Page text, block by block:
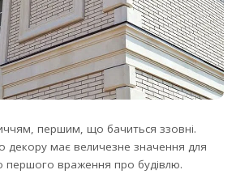
першим, що бачиться ззовні.
декору має величезне значення для
першого враження про будівлю.